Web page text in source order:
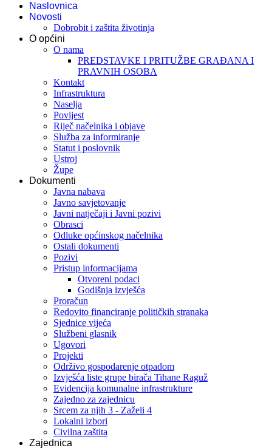
Naslovnica
Novosti
Dobrobit i zaštita životinja
O općini
O nama
PREDSTAVKE I PRITUŽBE GRAĐANA I
PRAVNIH OSOBA
Kontakt
Infrastruktura
Naselja
Povijest
Riječ načelnika i objave
Služba za informiranje
Statut i poslovnik
Ustroj
Župe
Dokumenti
Javna nabava
Javno savjetovanje
Javni natječaji i Javni pozivi
Obrasci
Odluke općinskog načelnika
Ostali dokumenti
Pozivi
Pristup informacijama
Otvoreni podaci
Godišnja izvješća
Proračun
Redovito financiranje političkih stranaka
Sjednice vijeća
Službeni glasnik
Ugovori
Projekti
Održivo gospodarenje otpadom
Izvješća liste grupe birača Tihane Raguž
Evidencija komunalne infrastrukture
Zajedno za zajednicu
Srcem za njih 3 - Zaželi 4
Lokalni izbori
Civilna zaštita
Zajednica